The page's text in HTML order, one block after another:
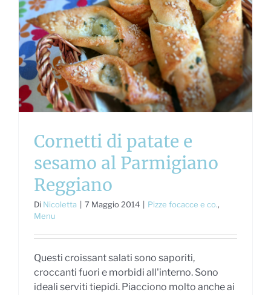
Cornetti di patate e
sesamo al Parmigiano
Reggiano
Di Nicoletta 7 Maggio 2014 Pizze focacce e co.,
Menu
Questi croissant salati sono saporiti,
croccanti fuori e morbidi all'interno. Sono
ideali serviti tiepidi. Piacciono molto anche ai